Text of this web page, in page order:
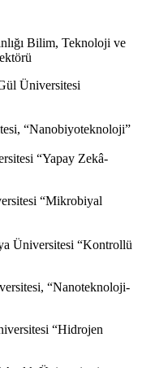
Bilim, Teknoloji ve
Üniversitesi
“Nanobiyoteknoloji”
“Yapay Zekâ-
“Mikrobiyal
Üniversitesi “Kontrollü
“Nanoteknoloji-
“Hidrojen